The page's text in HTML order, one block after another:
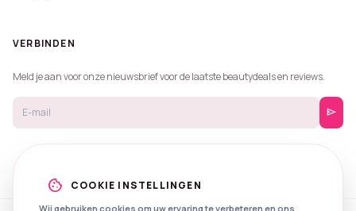
VERBINDEN
Meld je aan voor onze nieuwsbrief voor de laatste beautydeals en reviews.
send
cookie COOKIE INSTELLINGEN
Wij gebruiken cookies om uw ervaring te verbeteren en ons